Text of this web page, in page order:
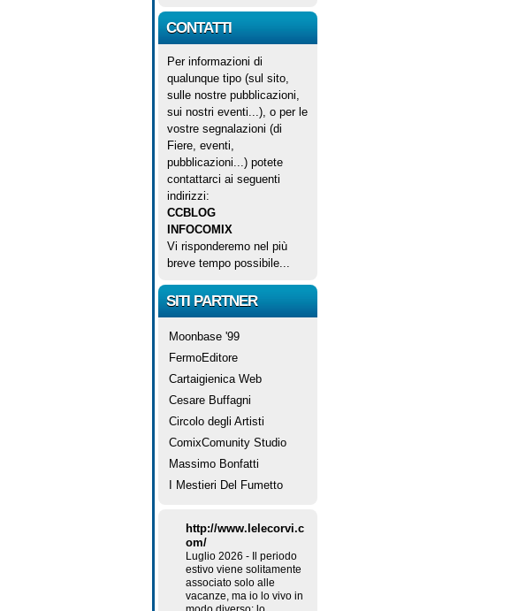
CONTATTI
Per informazioni di
qualunque tipo (sul sito,
sulle nostre pubblicazioni,
sui nostri eventi...), o per le
vostre segnalazioni (di
Fiere, eventi,
pubblicazioni...) potete
contattarci ai seguenti
indirizzi:
CCBLOG
INFOCOMIX
Vi risponderemo nel più
breve tempo possibile...
SITI PARTNER
Moonbase '99
FermoEditore
Cartaigienica Web
Cesare Buffagni
Circolo degli Artisti
ComixComunity Studio
Massimo Bonfatti
I Mestieri Del Fumetto
http://www.lelecorvi.c
om/
Luglio 2026 - Il periodo
estivo viene solitamente
associato solo alle
vacanze, ma io lo vivo in